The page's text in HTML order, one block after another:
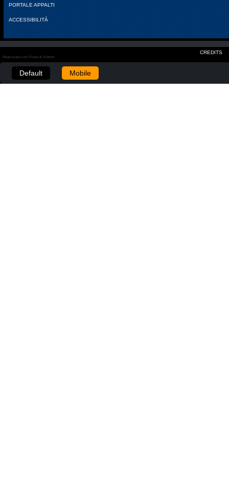
PORTALE APPALTI
ACCESSIBILITÀ
CREDITS
Realizzato con Plone & Python
Default Mobile